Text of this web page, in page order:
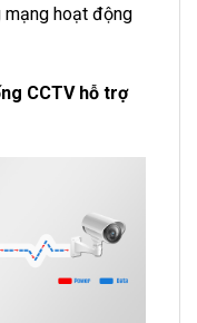
hoạt động
CCTV hỗ trợ